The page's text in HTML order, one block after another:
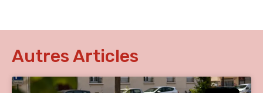
Autres Articles